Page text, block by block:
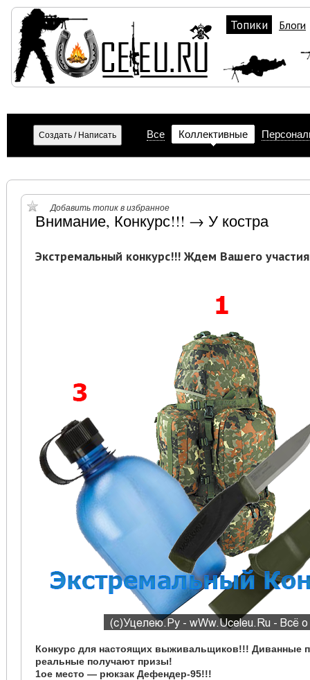
Топики Блоги
Все Коллективные
Добавить топик в избранное
Внимание, Конкурс!!! → У костра
Экстремальный конкурс!!! Ждем Вашего
Конкурс для настоящих выживальщиков!!! Диванные
реальные получают призы!
1ое место — рюкзак Дефендер-95!!!